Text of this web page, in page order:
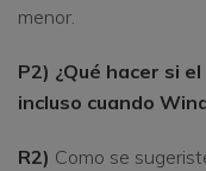
menor.
P2) ¿Qué hacer si
incluso cuando
R2) Como se